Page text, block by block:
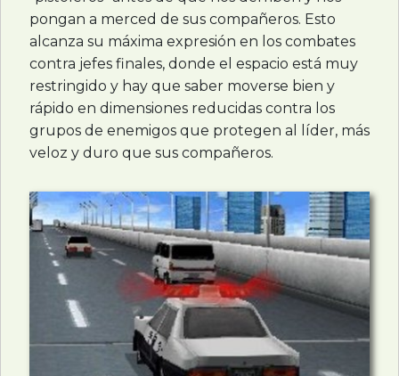
pongan a merced de sus compañeros. Esto
alcanza su máxima expresión en los combates
contra jefes finales, donde el espacio está muy
restringido y hay que saber moverse bien y
rápido en dimensiones reducidas contra los
grupos de enemigos que protegen al líder, más
veloz y duro que sus compañeros.